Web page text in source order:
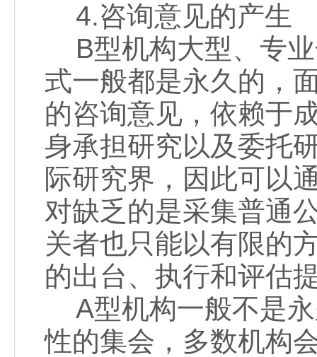
4.咨询意见的产生
B型机构大型、专业
式一般都是永久的，
的咨询意见，依赖于
身承担研究以及委托
际研究界，因此可以
对缺乏的是采集普通
关者也只能以有限的
的出台、执行和评估
A型机构一般不是永
性的集会，多数机构